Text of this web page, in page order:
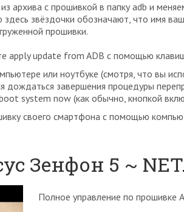
архива с прошивкой в папку adb и
звёздочки обозначают, что имя
прошивки.
apply update from ADB с помощью
или ноутбуке (смотря, что вы
дождаться завершения процедуры
system now (как обычно, кнопкой
своего смартфона с помощью
Зенфон 5 ~
Полное управление по прошивке